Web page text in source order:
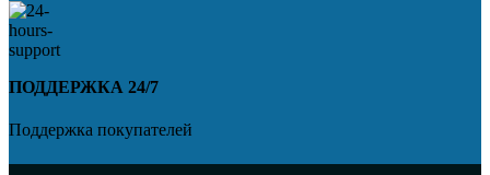
ПОДДЕРЖКА 24/7
Поддержка покупателей